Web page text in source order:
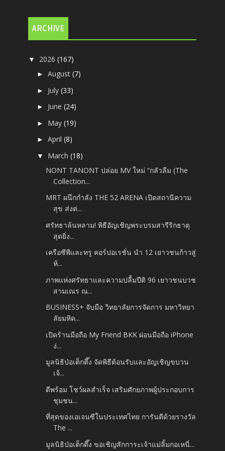
ARCHIVE
▼ 2026(167)
►August(7)
► July(33)
► June(24)
► May(19)
►April(8)
▼ March(18)
NONT TANONT ปล่อย MV ใหม่ “กลัวลืม (The
Collection...
MRT ผนึกกำลัง THE 52 ARENA เปิดสถานีความ
สุข ส่งต่...
ศรัทธาล้นหลาม! พิธีอัญเชิญพระบรมสารีริกธาตุ
สุดยิ่ง...
เครือซีพีและทรู คอร์ปอเรชั่น นำ 12 เยาวชนก้าวสู่
ห้...
ภาพแห่งศรัทธาและความปลื้มปีติ 96 เยาวชนบวช
สามเณร ณ...
BUSINESS+ จับมือ วิทยาลัยการจัดการ มหาวิทยา
ลัยมหิด...
เปิดร้านมือถือ My Friend BKK ผ่อนมือถือ iPhone
ง่...
มูลนิธิป่อเต็กตึ๊ง จัดพิธีต้อนรับและอัญเชิญขบวน
เจ้...
ดีพร้อม โชว์ผลสำเร็จ เสริมศักยภาพผู้ประกอบการ
ชุมชน...
ที่สุดของเอเจนซีในประเทศไทย การันตีด้วยรางวัล
The ...
มูลนิธิป่อเต็กตึ๊ง ขอเชิญสักการะเจ้าแม่ลิ้มกอเหนี่...